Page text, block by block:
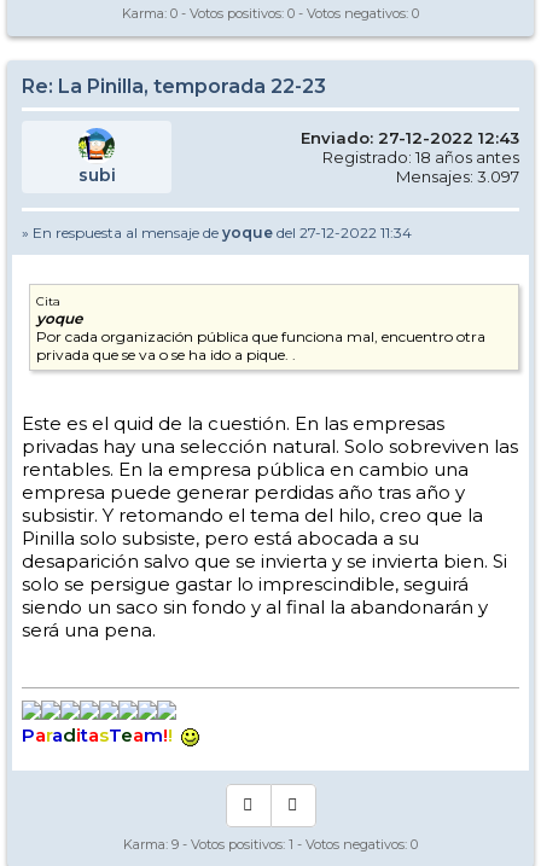
Karma: 0 - Votos positivos: 0 - Votos negativos: 0
Re: La Pinilla, temporada 22-23
subi
Enviado: 27-12-2022 12:43
Registrado: 18 años antes
Mensajes: 3.097
» En respuesta al mensaje de yoque del 27-12-2022 11:34
Cita
yoque
Por cada organización pública que funciona mal, encuentro otra
privada que se va o se ha ido a pique. .
Este es el quid de la cuestión. En las empresas
privadas hay una selección natural. Solo sobreviven las
rentables. En la empresa pública en cambio una
empresa puede generar perdidas año tras año y
subsistir. Y retomando el tema del hilo, creo que la
Pinilla solo subsiste, pero está abocada a su
desaparición salvo que se invierta y se invierta bien. Si
solo se persigue gastar lo imprescindible, seguirá
siendo un saco sin fondo y al final la abandonarán y
será una pena.
ParaditasTeam!!
Karma: 9 - Votos positivos: 1 - Votos negativos: 0